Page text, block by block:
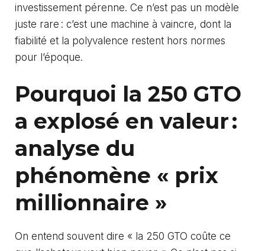
investissement pérenne. Ce n’est pas un modèle
juste rare : c’est une machine à vaincre, dont la
fiabilité et la polyvalence restent hors normes
pour l’époque.
Pourquoi la 250 GTO
a explosé en valeur :
analyse du
phénomène « prix
millionnaire »
On entend souvent dire « la 250 GTO coûte ce